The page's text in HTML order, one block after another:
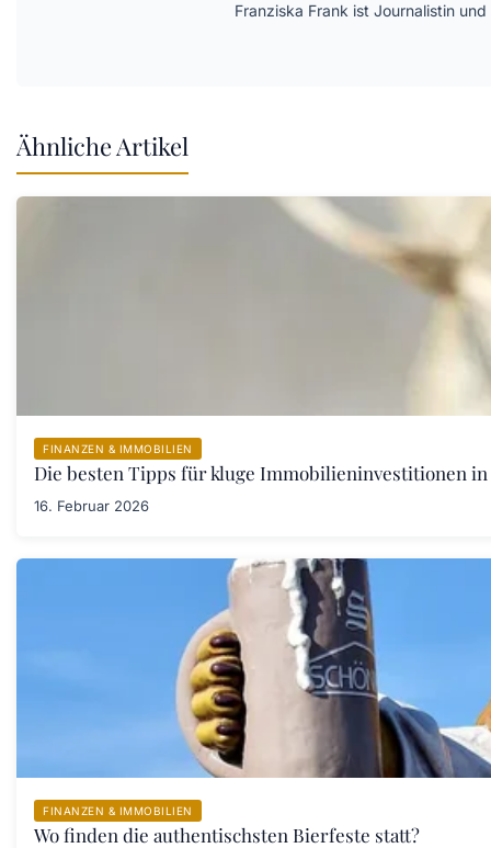
Franziska Frank ist Journalistin
Ähnliche Artikel
FINANZEN & IMMOBILIEN
Die besten Tipps für kluge Immobilieninvestitionen in
16. Februar 2026
FINANZEN & IMMOBILIEN
Wo finden die authentischsten Bierfeste statt?